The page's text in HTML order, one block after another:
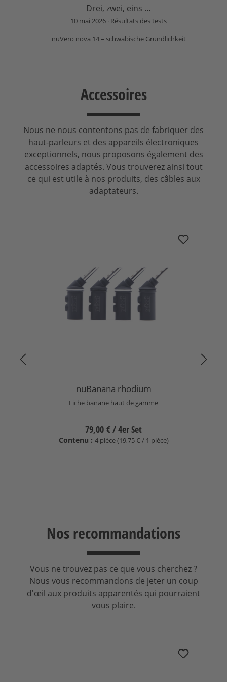
Drei, zwei, eins …
10 mai 2026 Résultats des tests
nuVero nova 14 – schwäbische Gründlichkeit
Accessoires
Nous ne nous contentons pas de fabriquer des
haut-parleurs et des appareils électroniques
exceptionnels, nous proposons également des
accessoires adaptés. Vous trouverez ainsi tout
ce qui est utile à nos produits, des câbles aux
adaptateurs.
nuBanana rhodium
Fiche banane haut de gamme
79,00 €/ 4er Set
Contenu : 4 pièce (19,75 € / 1 pièce)
Nos recommandations
Vous ne trouvez pas ce que vous cherchez ?
Nous vous recommandons de jeter un coup
d'œil aux produits apparentés qui pourraient
vous plaire.